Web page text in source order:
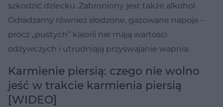
szkodzić dziecku. Zabroniony jest także alkohol.
Odradzamy również słodzone, gazowane napoje –
prócz „pustych” kalorii nie mają wartości
odżywczych i utrudniają przyswajanie wapnia.
Karmienie piersią: czego nie wolno
jeść w trakcie karmienia piersią
[WIDEO]